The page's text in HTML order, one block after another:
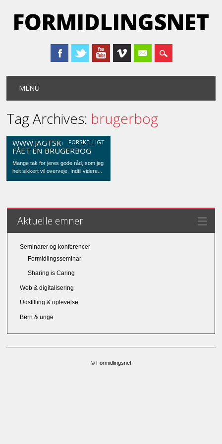
FORMIDLINGSNET
Main menu
MENU
Tag Archives: brugerbog
FORSKELLIGT
WWW.JAGTSKOV.DK HAR
FÅET EN BRUGERBOG
Mange tak for jeres gode råd, som jeg
helt sikkert vil overveje. Indtil videre...
Aktuelle emner
Seminarer og konferencer
Formidlingsseminar
Sharing is Caring
Web & digitalisering
Udstilling & oplevelse
Børn & unge
© Formidlingsnet